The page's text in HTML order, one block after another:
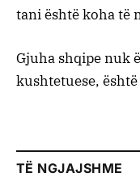
tani është koha të
Gjuha shqipe nuk
kushtetuese,
TË NGJAJSHME